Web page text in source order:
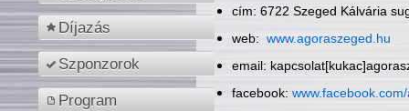
Díjazás
Szponzorok
Program
cím: 6722 Szeged Kálvária
web: www.agoraszeged.hu
email:
facebook: